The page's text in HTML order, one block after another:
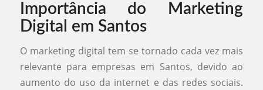
Importância do Marketing
Digital em Santos
O marketing digital tem se tornado cada vez mais
relevante para empresas em Santos, devido ao
aumento do uso da internet e das redes sociais.